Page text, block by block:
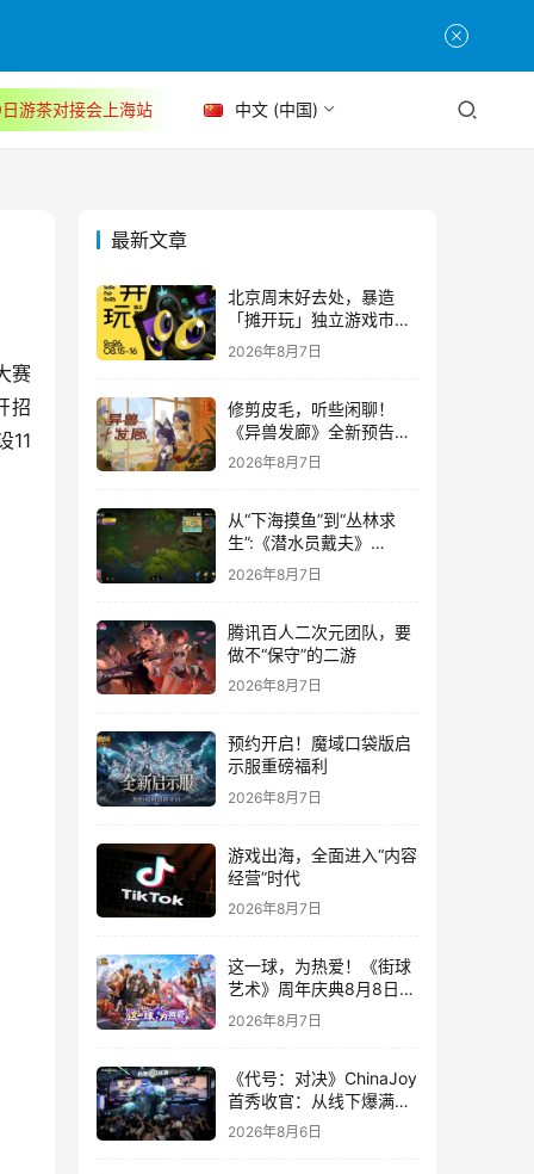
游茶对接会上海站 中文 (中国)
赛
招
11
最新文章
北京周末好去处，暴造
「摊开玩」独立游戏市集
正式开票！
2026年8月7日
修剪皮毛，听些闲聊！
《异兽发廊》全新预告与
Steam免费试玩公开
2026年8月7日
从“下海摸鱼”到“丛林求
生”:《潜水员戴夫》
DLC《丛林》移动端定档
8月14日
2026年8月7日
腾讯百人二次元团队，要
做不“保守”的二游
2026年8月7日
预约开启！魔域口袋版启
示服重磅福利
2026年8月7日
游戏出海，全面进入“内容
经营”时代
2026年8月7日
这一球，为热爱！《街球
艺术》周年庆典8月8日正
式上线，多重福利与全新
内容同步开启
2026年8月7日
《代号：对决》ChinaJoy
首秀收官：从线下爆满看
见玩家的真实期待
2026年8月6日